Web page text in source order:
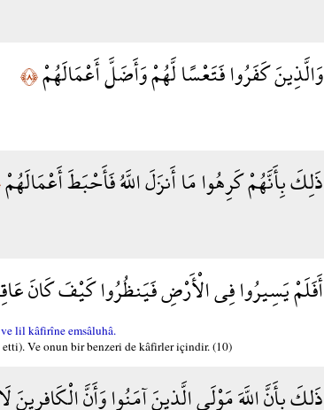
وَالَّذِينَ كَفَرُوا فَتَعْسًا لَّهُمْ وَأَضَلَّ أَعْمَالَهُمْ﴿٨﴾
ذَلِكَ بِأَنَّهُمْ كَرِهُوا مَا أَنزَلَ اللَّهُ فَأَحْبَطَ أَعْمَالَهُمْ
أَفَلَمْ يَسِيرُوا فِي الْأَرْضِ فَيَنظُرُوا كَيْفَ كَانَ
lil kâfirîne emsâluhâ.
etti). Ve onun bir benzeri de kâfirler içindir. (10)
ذَلِكَ بِأَنَّ اللَّهَ مَوْلَى الَّذِينَ آمَنُوا وَأَنَّ الْكَافِرِينَ